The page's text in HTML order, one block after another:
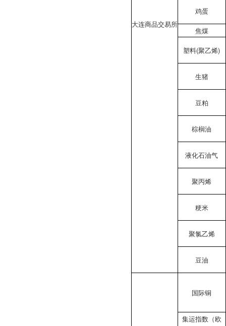
大连商品交易所
鸡蛋
焦煤
塑料(聚乙烯)
生猪
豆粕
棕榈油
液化石油气
聚丙烯
粳米
聚氯乙烯
豆油
国际铜
集运指数（欧